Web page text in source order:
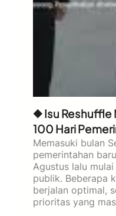
◆ Isu Reshuffle
100 Hari
Memasuki bulan
pemerintahan
Agustus lalu
publik. Beberapa
berjalan optimal,
prioritas yang